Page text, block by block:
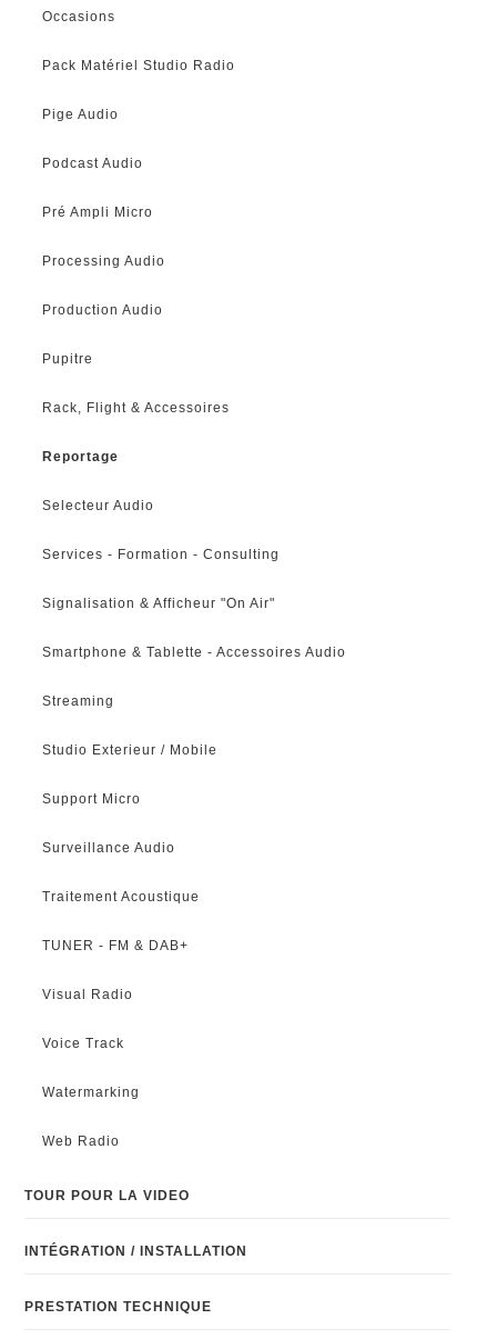
Occasions
Pack Matériel Studio Radio
Pige Audio
Podcast Audio
Pré Ampli Micro
Processing Audio
Production Audio
Pupitre
Rack, Flight & Accessoires
Reportage
Selecteur Audio
Services - Formation - Consulting
Signalisation & Afficheur "On Air"
Smartphone & Tablette - Accessoires Audio
Streaming
Studio Exterieur / Mobile
Support Micro
Surveillance Audio
Traitement Acoustique
TUNER - FM & DAB+
Visual Radio
Voice Track
Watermarking
Web Radio
TOUR POUR LA VIDEO
INTÉGRATION / INSTALLATION
PRESTATION TECHNIQUE